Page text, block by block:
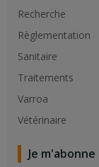
Recherche
Règlementation
Sanitaire
Traitements
Varroa
Vétérinaire
Je